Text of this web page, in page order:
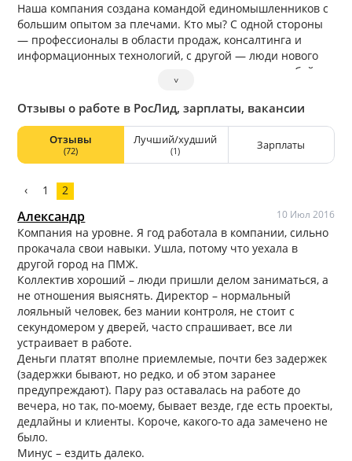
Наша компания создана командой единомышленников с
большим опытом за плечами. Кто мы? С одной стороны
— профессионалы в области продаж, консалтинга и
информационных технологий, с другой — люди нового
времени, которые стремятся жить в гармонии с собой и
миром и любят свою работу. Мы старомодны в вопросах
семьи, чтим традиции, уделяем много внимания родным
и близким. Мы современны в вопросах бизнеса —
эффективно расходуем время и ресурсы, пользуемся
самыми современными технологиями и тщательно
обучаем свой персонал. Почему РосЛид? Поменяйте ход
своих мыслей, измените свою жизнь, усовершенствуйте
свой бизнес. Мы рады, что можем предложить нашим
клиентам возможности быстрого роста и увеличения
продаж. РосЛид обеспечивает бизнес не только новыми
клиентами, но и новыми связями, новыми рынками
сбыта, новыми совместными проектами. Вам не нужен
огромный отдел продаж, контроль качества и
управление персоналом, затраты на аренду. Работая с
нами, вы сразу получаете заинтересованных клиентов.
Мы не стремимся предоставить ограниченное
предложение. У нас в запасе еще много интересных
идей для наших друзей, присоединяйтесь!
˅
Отзывы о работе в РосЛид, зарплаты, вакансии
Отзывы
(72)
Лучший/худший
(1) Зарплаты
‹ 1 2
Александр 10 Июл 2016
Компания на уровне. Я год работала в компании, сильно
прокачала свои навыки. Ушла, потому что уехала в
другой город на ПМЖ.
Коллектив хороший – люди пришли делом заниматься, а
не отношения выяснять. Директор – нормальный
лояльный человек, без мании контроля, не стоит с
секундомером у дверей, часто спрашивает, все ли
устраивает в работе.
Деньги платят вполне приемлемые, почти без задержек
(задержки бывают, но редко, и об этом заранее
предупреждают). Пару раз оставалась на работе до
вечера, но так, по-моему, бывает везде, где есть проекты,
дедлайны и клиенты. Короче, какого-то ада замечено не
было.
Минус – ездить далеко.